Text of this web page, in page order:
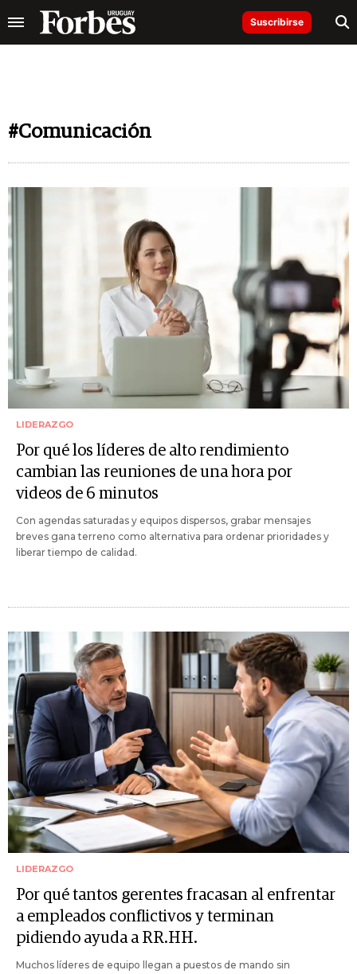
Suscribirse
#Comunicación
LIDERAZGO
Por qué los líderes de alto rendimiento
cambian las reuniones de una hora por
videos de 6 minutos
Con agendas saturadas y equipos dispersos, grabar mensajes
breves gana terreno como alternativa para ordenar prioridades y
liberar tiempo de calidad.
LIDERAZGO
Por qué tantos gerentes fracasan al enfrentar
a empleados conflictivos y terminan
pidiendo ayuda a RR.HH.
Muchos líderes de equipo llegan a puestos de mando sin